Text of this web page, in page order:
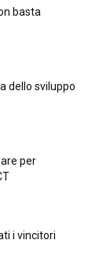
basta
dello sviluppo
per
i vincitori